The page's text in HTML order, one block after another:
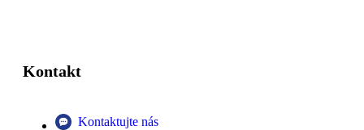
Kontakt
Kontaktujte nás